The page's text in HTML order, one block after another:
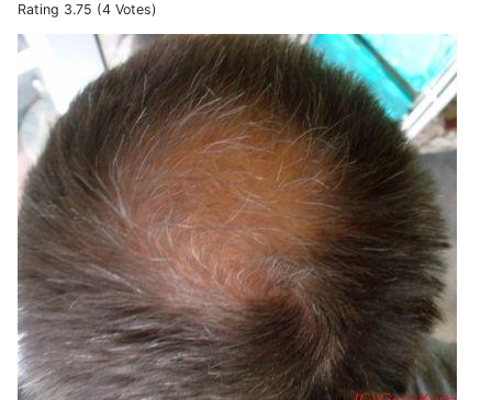
Rating 3.75 (4 Votes)
Ratgeber Haarausfall bei Männern